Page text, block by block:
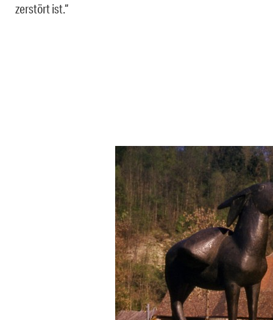
zerstört ist.“